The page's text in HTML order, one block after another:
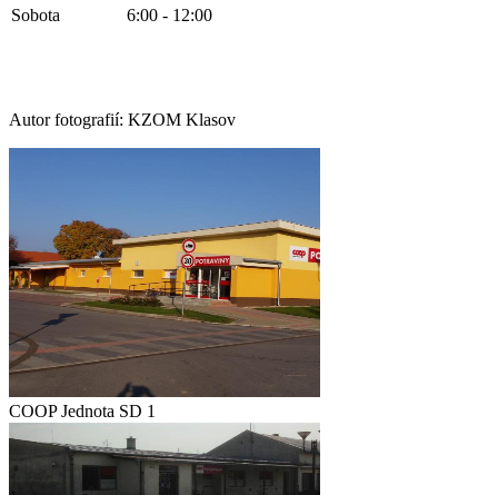
Sobota
6:00 - 12:00
Autor fotografií: KZOM Klasov
COOP Jednota SD 1